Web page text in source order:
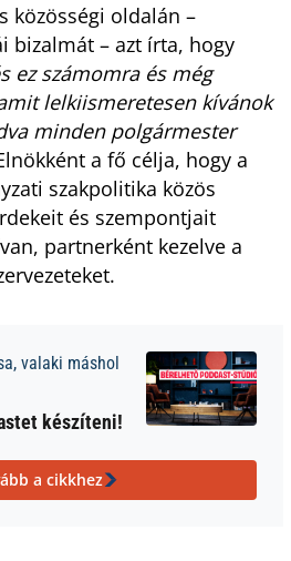
közösségi oldalán –
bizalmát – azt írta, hogy
ez számomra és még
lelkiismeretesen kívánok
minden polgármester
a fő célja, hogy a
szakpolitika közös
és szempontjait
partnerként kezelve a
valaki máshol
készíteni!
a cikkhez